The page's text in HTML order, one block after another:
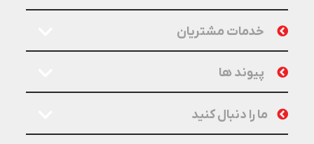
خدمات مشتریان
پیوند ها
ما را دنبال کنید